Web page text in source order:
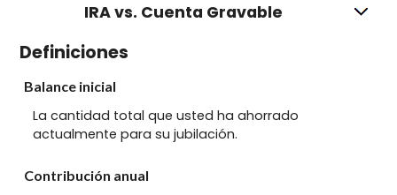
IRA vs. Cuenta Gravable
Definiciones
Balance inicial
La cantidad total que usted ha ahorrado
actualmente para su jubilación.
Contribución anual